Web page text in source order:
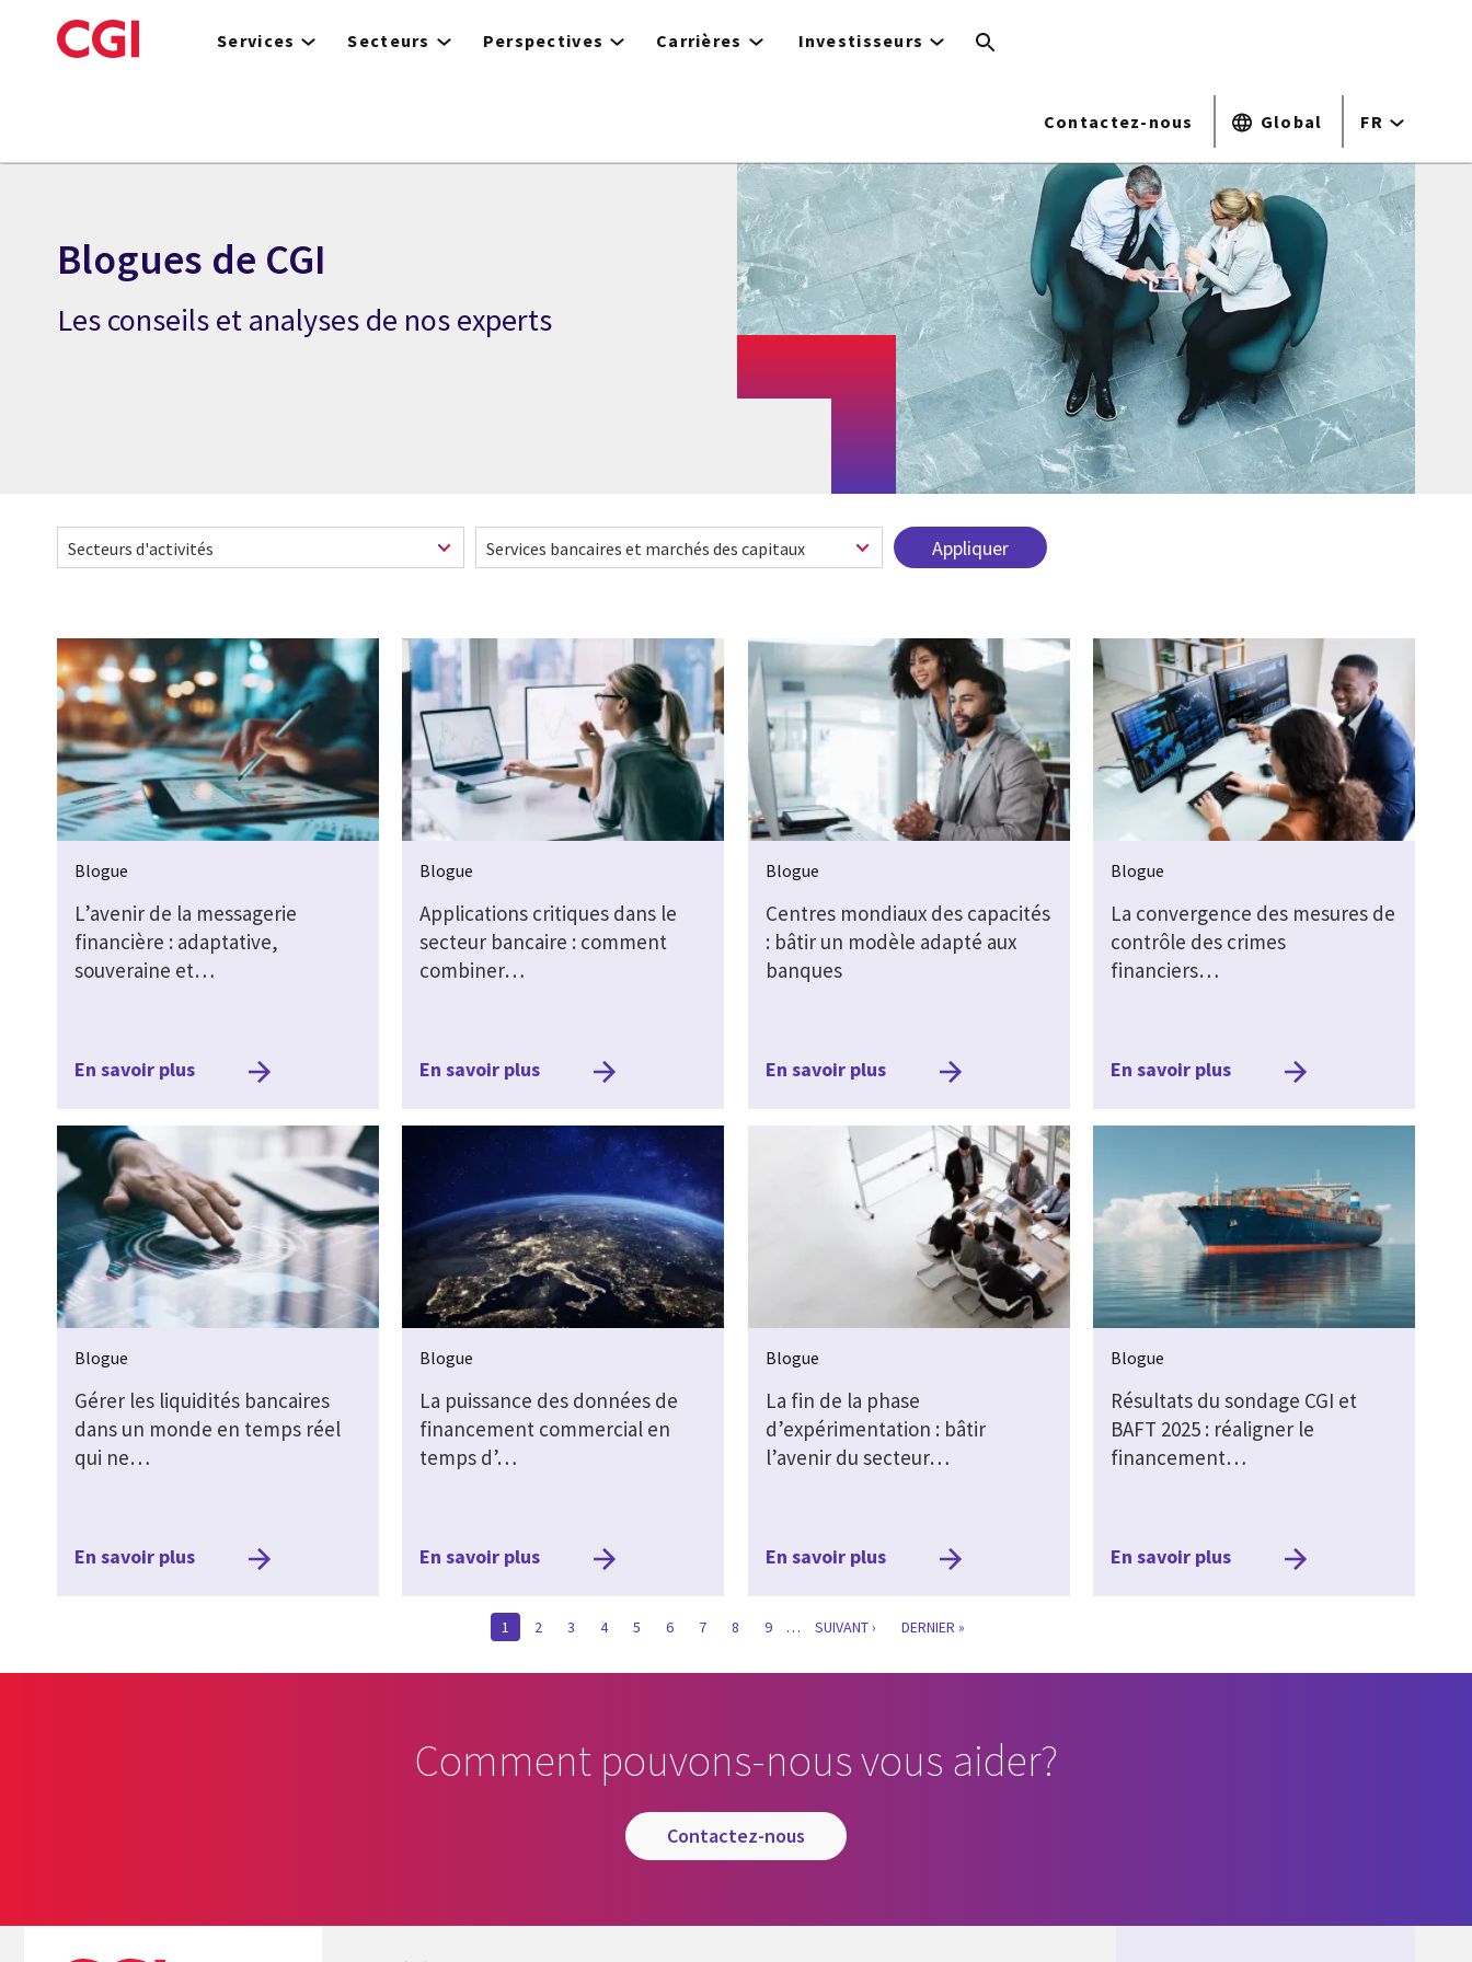
to
Services Secteurs Perspectives Carrières Investisseurs
Contactez-nous Global FR
Blogues de CGI
Les conseils et analyses de nos experts
Blogue
L’avenir de la messagerie
financière : adaptative,
souveraine et…
En savoir plus
Blogue
Applications critiques dans le
secteur bancaire : comment
combiner…
En savoir plus
Blogue
Centres mondiaux des capacités
: bâtir un modèle adapté aux
banques
En savoir plus
Blogue
La convergence des mesures de
contrôle des crimes
financiers…
En savoir plus
Blogue
Gérer les liquidités bancaires
dans un monde en temps réel
qui ne…
En savoir plus
Blogue
La puissance des données de
financement commercial en
temps d’…
En savoir plus
Blogue
La fin de la phase
d’expérimentation : bâtir
l’avenir du secteur…
En savoir plus
Blogue
Résultats du sondage CGI et
BAFT 2025 : réaligner le
financement…
En savoir plus
Pagination
CURRENT
1 PAGE
2 PAGE
3 PAGE
4 PAGE
5 PAGE
6 PAGE
7 PAGE
8 PAGE
9 … SUIVANTE
SUIVANT ›
LAST
DERNIER »
Comment pouvons-nous vous aider?
contactez-nous